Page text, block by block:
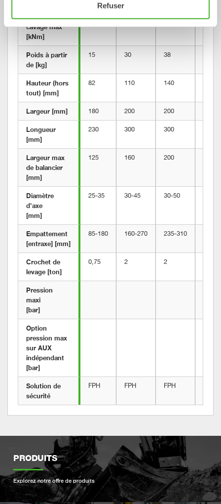
Refuser
Couple de
cavage max
[kNm]
Poids à partir
de [kg]
15 30 38
Hauteur (hors
tout) [mm]
82 110 140
Largeur [mm] 180 200 200
Longueur
[mm]
230 300 300
Largeur max
de balancier
[mm]
125 160 200
Diamètre
d'axe
25-35 30-45 30-50
Empattement
[entraxe] [mm]
85-180 160-270 235-310
Crochet de
levage [ton]
0,75 2 2
Pression
maxi
Option
pression max
sur AUX
indépendant
[bar]
Solution de
sécurité
FPH FPH FPH
PRODUITS
Explorez notre offre de produits